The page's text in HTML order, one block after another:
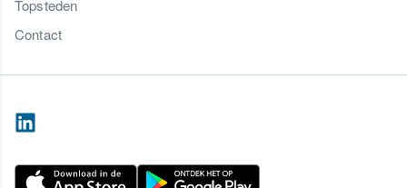
Topsteden
Contact